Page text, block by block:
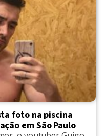
foto na piscina
em São Paulo